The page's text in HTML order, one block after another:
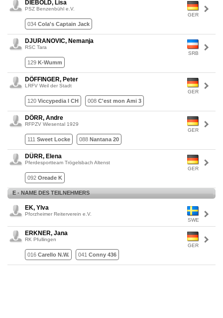
GER
DIEBOLD, Lisa
PSZ Benzenbühl e.V.
034 Cola's Captain Jack
SRB
DJURANOVIC, Nemanja
RSC Tara
129 K-Wumm
GER
DÖFFINGER, Peter
LRFV Weil der Stadt
120 Viccypedia I CH 008 C'est mon Ami 3
GER
DÖRR, Andre
RFPZV Wiesental 1929
111 Sweet Locke 088 Nantana 20
GER
DÜRR, Elena
Pferdesportteam Trögelsbach Altenst
092 Oreade K
E - NAME DES TEILNEHMERS
SWE
EK, Ylva
Pforzheimer Reiterverein e.V.
GER
ERKNER, Jana
RK Pfullingen
016 Carello N.W. 041 Conny 436